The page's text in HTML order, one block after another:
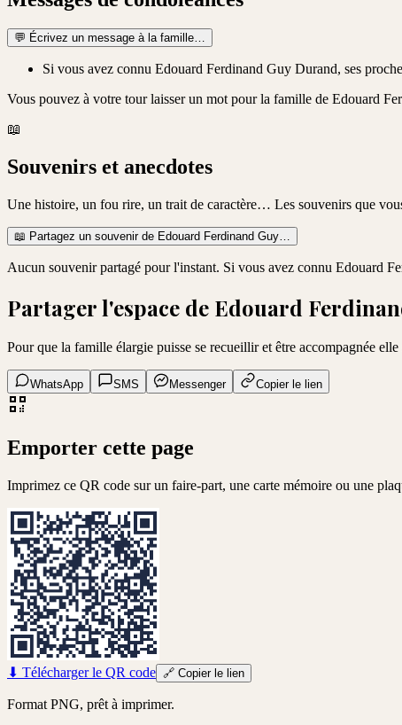
💬 Écrivez un message à la famille…
Si vous avez connu Edouard Ferdinand Guy Durand, ses
Vous pouvez à votre tour laisser un mot pour la famille de Edouard
📖
Souvenirs et anecdotes
Une histoire, un fou rire, un trait de caractère… Les souvenirs que
📖 Partagez un souvenir de Edouard Ferdinand Guy…
Aucun souvenir partagé pour l'instant. Si vous avez connu Edouard
Partager l'espace de Edouard
Pour que la famille élargie puisse se recueillir et être accompagnée elle
WhatsApp SMS Messenger Copier le lien
Emporter cette page
Imprimez ce QR code sur un faire-part, une carte mémoire ou une
⬇ Télécharger le QR code 🔗 Copier le lien
Format PNG, prêt à imprimer.